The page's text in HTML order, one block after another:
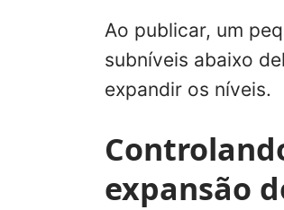
Ao publicar, um
subníveis abaixo
expandir os níveis.
expansão